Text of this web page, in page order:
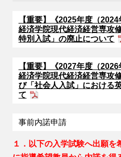
【重要】《2025年度（
経済学院現代経済経営専攻
特別入試」の廃止について
【重要】《2027年度（
経済学院現代経済経営専攻
び「社会人入試」における
て
事前内諾申請
１．以下の入学試験へ出願を